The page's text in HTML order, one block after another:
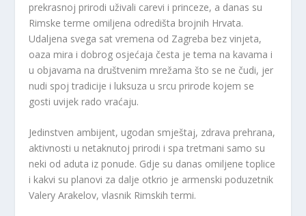
prekrasnoj prirodi uživali carevi i princeze, a danas su
Rimske terme omiljena odredišta brojnih Hrvata.
Udaljena svega sat vremena od Zagreba bez vinjeta,
oaza mira i dobrog osjećaja česta je tema na kavama i
u objavama na društvenim mrežama što se ne čudi, jer
nudi spoj tradicije i luksuza u srcu prirode kojem se
gosti uvijek rado vraćaju.
Jedinstven ambijent, ugodan smještaj, zdrava prehrana,
aktivnosti u netaknutoj prirodi i spa tretmani samo su
neki od aduta iz ponude. Gdje su danas omiljene toplice
i kakvi su planovi za dalje otkrio je armenski poduzetnik
Valery Arakelov, vlasnik Rimskih termi.